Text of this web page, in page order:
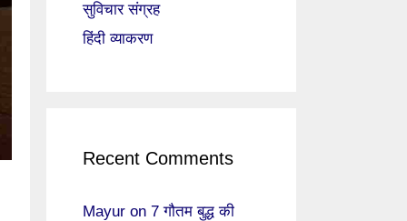
सुविचार संग्रह
हिंदी व्याकरण
Recent Comments
Mayur on 7 गौतम बुद्ध की